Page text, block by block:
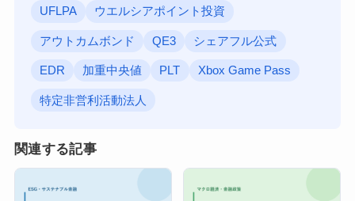
UFLPA ウエルシアポイント投資
アウトカムボンド QE3 シェアフル公式
EDR 加重中央値 PLT Xbox Game Pass
特定非営利活動法人
関連する記事